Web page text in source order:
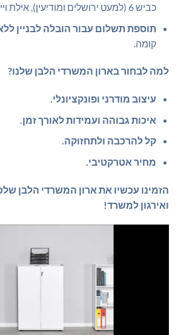
כביש 6 (למעט ירושלים ומודיעין), אילת ויישובי הערבה.
תוספת תשלום עבור הובלה לבניין
קומה.
למה לבחור בארון המשרדי הלבן שלנו?
עיצוב מודרני ופונקציונלי.
איכות גבוהה ועמידות לאורך זמן.
קל להרכבה ולתחזוקה.
מחיר אטרקטיבי.
הזמינו עכשיו את ארון המשרדי הלבן
ואירגון למשרד!